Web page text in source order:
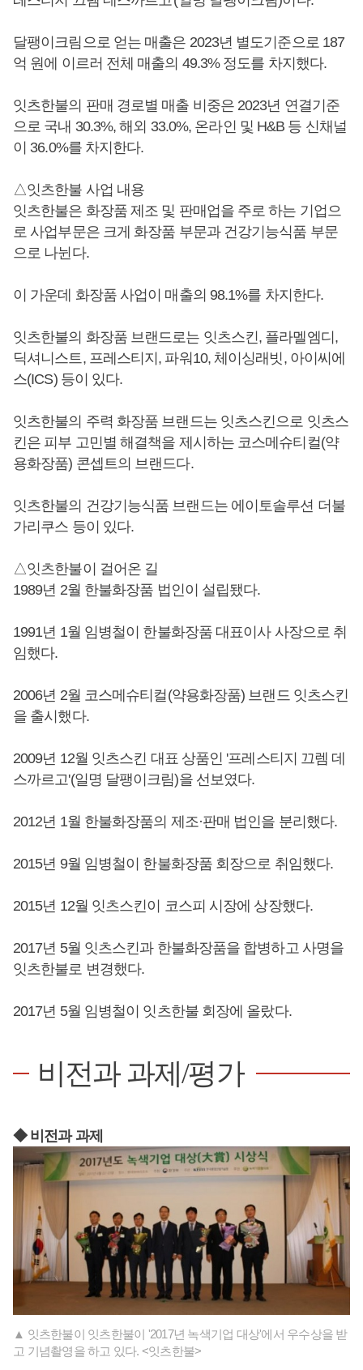
달팽이크림으로 얻는 매출은 2023년 별도기준으로 187
억 원에 이르러 전체 매출의 49.3% 정도를 차지했다.
잇츠한불의 판매 경로별 매출 비중은 2023년 연결기준
으로 국내 30.3%, 해외 33.0%, 온라인 및 H&B 등 신채널
이 36.0%를 차지한다.
△잇츠한불 사업 내용
잇츠한불은 화장품 제조 및 판매업을 주로 하는 기업으
로 사업부문은 크게 화장품 부문과 건강기능식품 부문
으로 나뉜다.
이 가운데 화장품 사업이 매출의 98.1%를 차지한다.
잇츠한불의 화장품 브랜드로는 잇츠스킨, 플라멜엠디,
딕셔니스트, 프레스티지, 파워10, 체이싱래빗, 아이씨에
스(ICS) 등이 있다.
잇츠한불의 주력 화장품 브랜드는 잇츠스킨으로 잇츠스
킨은 피부 고민별 해결책을 제시하는 코스메슈티컬(약
용화장품) 콘셉트의 브랜드다.
잇츠한불의 건강기능식품 브랜드는 에이토솔루션 더불
가리쿠스 등이 있다.
△잇츠한불이 걸어온 길
1989년 2월 한불화장품 법인이 설립됐다.
1991년 1월 임병철이 한불화장품 대표이사 사장으로 취
임했다.
2006년 2월 코스메슈티컬(약용화장품) 브랜드 잇츠스킨
을 출시했다.
2009년 12월 잇츠스킨 대표 상품인 '프레스티지 끄렘 데
스까르고'(일명 달팽이크림)을 선보였다.
2012년 1월 한불화장품의 제조·판매 법인을 분리했다.
2015년 9월 임병철이 한불화장품 회장으로 취임했다.
2015년 12월 잇츠스킨이 코스피 시장에 상장했다.
2017년 5월 잇츠스킨과 한불화장품을 합병하고 사명을
잇츠한불로 변경했다.
2017년 5월 임병철이 잇츠한불 회장에 올랐다.
비전과 과제/평가
◆ 비전과 과제
▲ 잇츠한불이 잇츠한불이 '2017년 녹색기업 대상'에서 우수상을 받
고 기념촬영을 하고 있다. <잇츠한불>